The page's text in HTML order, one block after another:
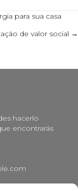
para sua casa
de valor social →
hacerlo
encontrarás